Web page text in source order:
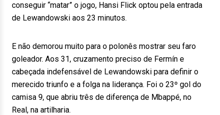
conseguir “matar” o jogo, Hansi Flick optou pela entrada
de Lewandowski aos 23 minutos.
E não demorou muito para o polonês mostrar seu faro
goleador. Aos 31, cruzamento preciso de Fermín e
cabeçada indefensável de Lewandowski para definir o
merecido triunfo e a folga na liderança. Foi o 23º gol do
camisa 9, que abriu três de diferença de Mbappé, no
Real, na artilharia.